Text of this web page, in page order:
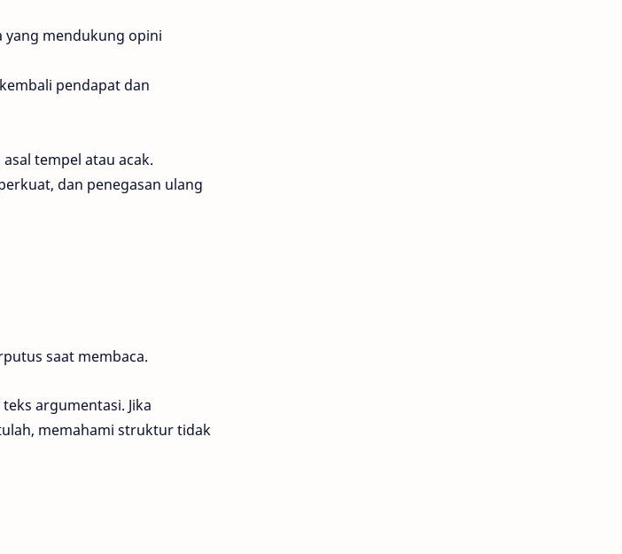
yang mendukung opini
pendapat dan
tempel atau acak.
dan penegasan ulang
saat membaca.
argumentasi. Jika
memahami struktur tidak